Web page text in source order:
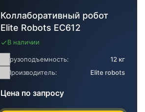
Коллаборативный робот
Elite Robots EC612
В наличии
Грузоподъемность:
12 кг
Производитель:
Elite robots
Цена по запросу